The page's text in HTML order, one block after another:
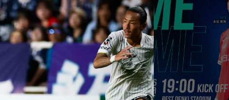
3 0 0
4
3 1 0 0
3